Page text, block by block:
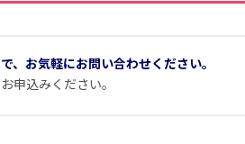
、お気軽にお問い合わせください。
申込みください。